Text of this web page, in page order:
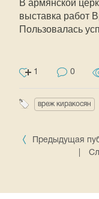
В армянской
выставка работ
Пользовалась
1 0
вреж киракосян
Предыдущая